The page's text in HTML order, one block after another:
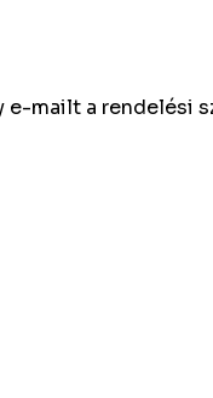
mailt a